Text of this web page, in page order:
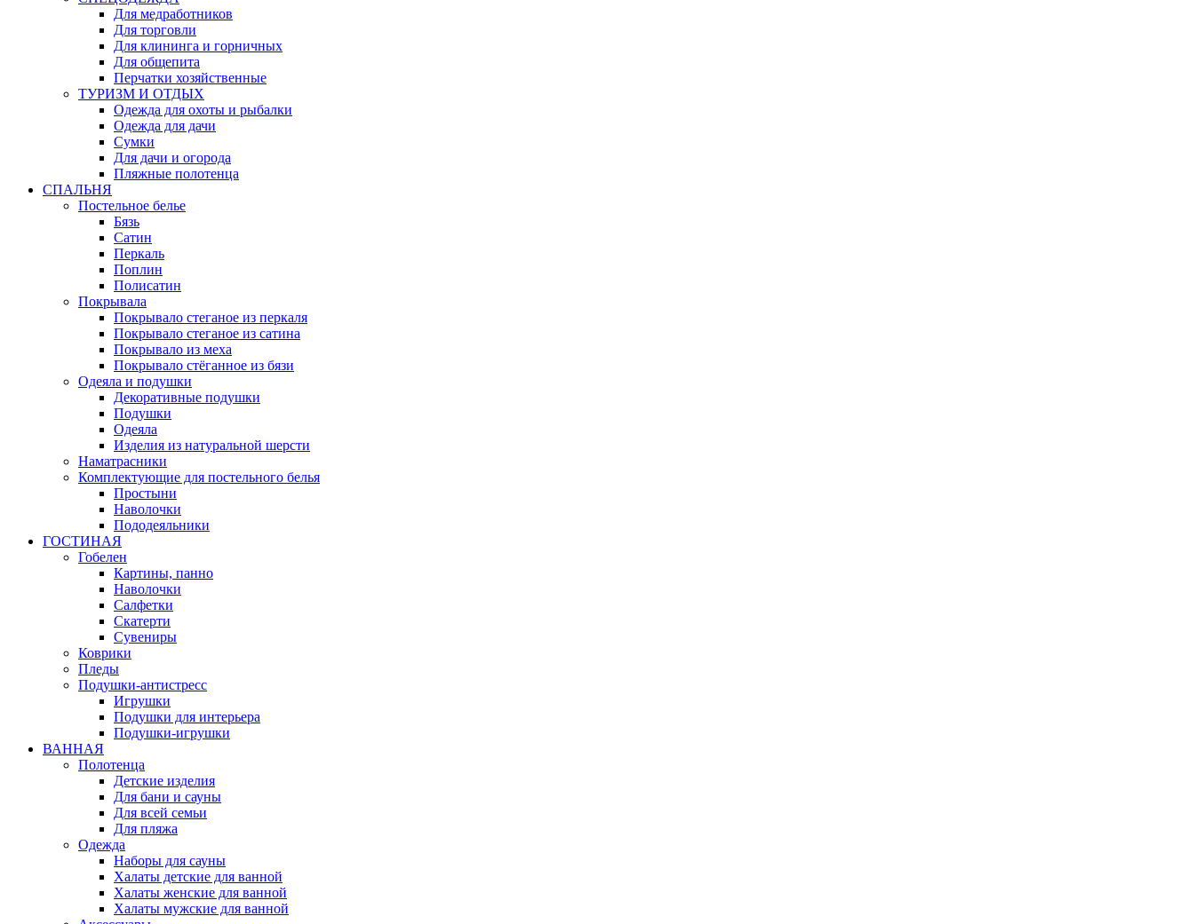
Для медработников
Для торговли
Для клининга и горничных
Для общепита
Перчатки хозяйственные
ТУРИЗМ И ОТДЫХ
Одежда для охоты и рыбалки
Одежда для дачи
Сумки
Для дачи и огорода
Пляжные полотенца
СПАЛЬНЯ
Постельное белье
Бязь
Сатин
Перкаль
Поплин
Полисатин
Покрывала
Покрывало стеганое из перкаля
Покрывало стеганое из сатина
Покрывало из меха
Покрывало стёганное из бязи
Одеяла и подушки
Декоративные подушки
Подушки
Одеяла
Изделия из натуральной шерсти
Наматраcники
Комплектующие для постельного белья
Простыни
Наволочки
Пододеяльники
ГОСТИНАЯ
Гобелен
Картины, панно
Наволочки
Салфетки
Скатерти
Сувениры
Коврики
Пледы
Подушки-антистресс
Игрушки
Подушки для интерьера
Подушки-игрушки
ВАННАЯ
Полотенца
Детские изделия
Для бани и сауны
Для всей семьи
Для пляжа
Одежда
Наборы для сауны
Халаты детские для ванной
Халаты женские для ванной
Халаты мужские для ванной